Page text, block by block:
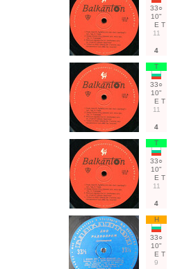
33○
10"
Е Т
11
4
Т
33○
10"
Е Т
11
4
Т
33○
10"
Е Т
11
4
Н
33○
10"
Е Т
9